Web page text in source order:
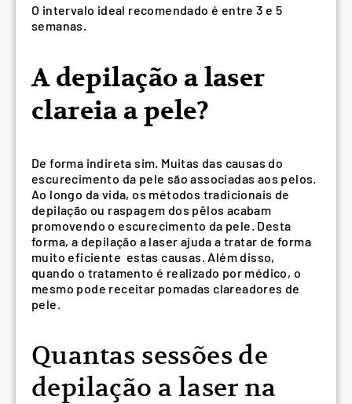
O intervalo ideal recomendado é entre 3 e 5
semanas.
A depilação a laser
clareia a pele?
De forma indireta sim. Muitas das causas do
escurecimento da pele são associadas aos pelos.
Ao longo da vida, os métodos tradicionais de
depilação ou raspagem dos pêlos acabam
promovendo o escurecimento da pele. Desta
forma, a depilação a laser ajuda a tratar de forma
muito eficiente estas causas. Além disso,
quando o tratamento é realizado por médico, o
mesmo pode receitar pomadas clareadores de
pele.
Quantas sessões de
depilação a laser na